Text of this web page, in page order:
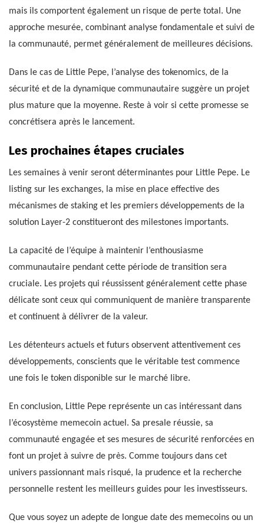
mais ils comportent également un risque de perte total. Une
approche mesurée, combinant analyse fondamentale et suivi de
la communauté, permet généralement de meilleures décisions.
Dans le cas de Little Pepe, l’analyse des tokenomics, de la
sécurité et de la dynamique communautaire suggère un projet
plus mature que la moyenne. Reste à voir si cette promesse se
concrétisera après le lancement.
Les prochaines étapes cruciales
Les semaines à venir seront déterminantes pour Little Pepe. Le
listing sur les exchanges, la mise en place effective des
mécanismes de staking et les premiers développements de la
solution Layer-2 constitueront des milestones importants.
La capacité de l’équipe à maintenir l’enthousiasme
communautaire pendant cette période de transition sera
cruciale. Les projets qui réussissent généralement cette phase
délicate sont ceux qui communiquent de manière transparente
et continuent à délivrer de la valeur.
Les détenteurs actuels et futurs observent attentivement ces
développements, conscients que le véritable test commence
une fois le token disponible sur le marché libre.
En conclusion, Little Pepe représente un cas intéressant dans
l’écosystème memecoin actuel. Sa presale réussie, sa
communauté engagée et ses mesures de sécurité renforcées en
font un projet à suivre de près. Comme toujours dans cet
univers passionnant mais risqué, la prudence et la recherche
personnelle restent les meilleurs guides pour les investisseurs.
Que vous soyez un adepte de longue date des memecoins ou un